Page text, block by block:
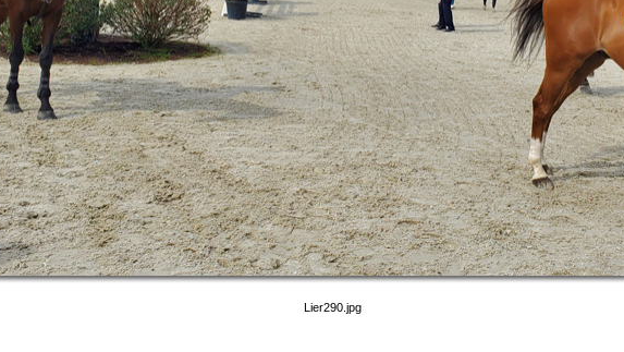
Lier290.jpg